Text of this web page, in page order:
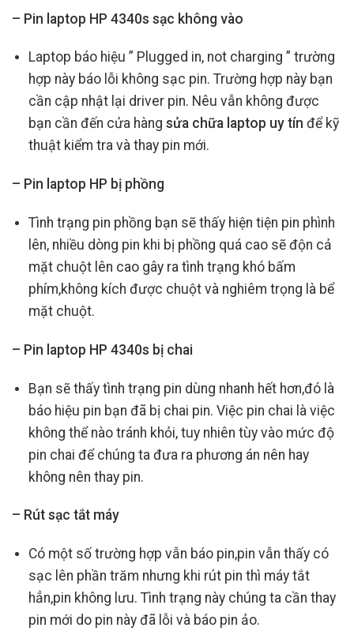
– Pin laptop HP 4340s sạc không vào
Laptop báo hiệu ” Plugged in, not charging ” trường
hợp này báo lỗi không sạc pin. Trường hợp này bạn
cần cập nhật lại driver pin. Nêu vẫn không được
bạn cần đến cửa hàng sửa chữa laptop uy tín để kỹ
thuật kiểm tra và thay pin mới.
– Pin laptop HP bị phồng
Tình trạng pin phồng bạn sẽ thấy hiện tiện pin phình
lên, nhiều dòng pin khi bị phồng quá cao sẽ độn cả
mặt chuột lên cao gây ra tình trạng khó bấm
phím,không kích được chuột và nghiêm trọng là bể
mặt chuột.
– Pin laptop HP 4340s bị chai
Bạn sẽ thấy tình trạng pin dùng nhanh hết hơn,đó là
báo hiệu pin bạn đã bị chai pin. Việc pin chai là việc
không thể nào tránh khỏi, tuy nhiên tùy vào mức độ
pin chai để chúng ta đưa ra phương án nên hay
không nên thay pin.
– Rút sạc tắt máy
Có một số trường hợp vẫn báo pin,pin vẫn thấy có
sạc lên phần trăm nhưng khi rút pin thì máy tắt
hẳn,pin không lưu. Tình trạng này chúng ta cần thay
pin mới do pin này đã lỗi và báo pin ảo.